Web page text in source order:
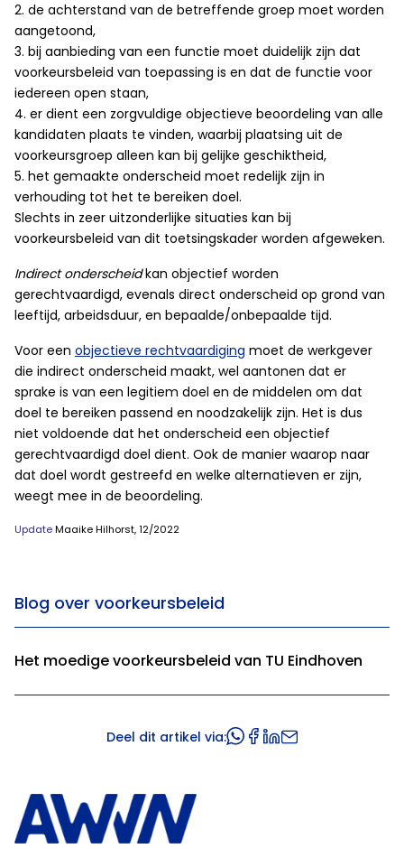
2. de achterstand van de betreffende groep moet worden
aangetoond,
3. bij aanbieding van een functie moet duidelijk zijn dat
voorkeursbeleid van toepassing is en dat de functie voor
iedereen open staan,
4. er dient een zorgvuldige objectieve beoordeling van alle
kandidaten plaats te vinden, waarbij plaatsing uit de
voorkeursgroep alleen kan bij gelijke geschiktheid,
5. het gemaakte onderscheid moet redelijk zijn in
verhouding tot het te bereiken doel.
Slechts in zeer uitzonderlijke situaties kan bij
voorkeursbeleid van dit toetsingskader worden afgeweken.
Indirect onderscheidkan objectief worden
gerechtvaardigd, evenals direct onderscheid op grond van
leeftijd, arbeidsduur, en bepaalde/onbepaalde tijd.
Voor een objectieve rechtvaardiging moet de werkgever
die indirect onderscheid maakt, wel aantonen dat er
sprake is van een legitiem doel en de middelen om dat
doel te bereiken passend en noodzakelijk zijn. Het is dus
niet voldoende dat het onderscheid een objectief
gerechtvaardigd doel dient. Ook de manier waarop naar
dat doel wordt gestreefd en welke alternatieven er zijn,
weegt mee in de beoordeling.
UpdateMaaike Hilhorst, 12/2022
Blog over voorkeursbeleid
Het moedige voorkeursbeleid van TU Eindhoven
Deel dit artikel via: